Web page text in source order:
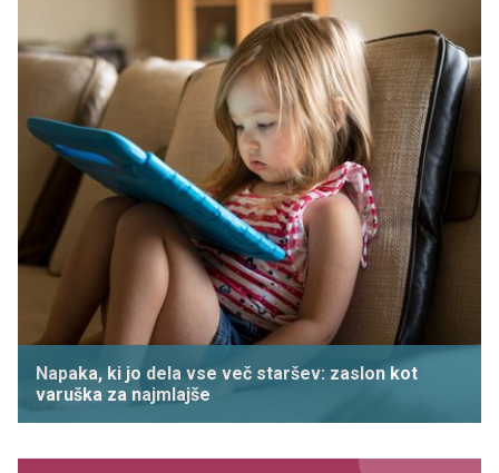
Napaka, ki jo dela vse več staršev: zaslon kot
varuška za najmlajše